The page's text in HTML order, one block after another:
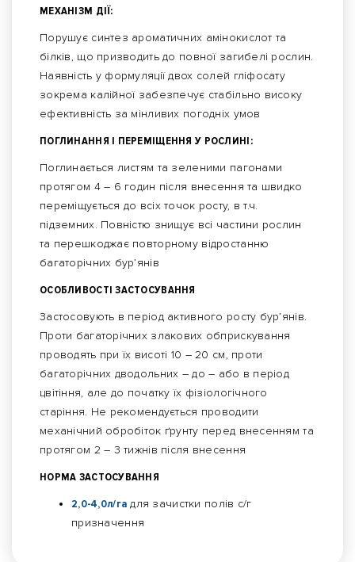
МЕХАНІЗМ ДІЇ:
Порушує синтез ароматичних амінокислот та
білків, що призводить до повної загибелі рослин.
Наявність у формуляції двох солей гліфосату
зокрема калійної забезпечує стабільно високу
ефективність за мінливих погодніх умов
ПОГЛИНАННЯ І ПЕРЕМІЩЕННЯ У РОСЛИНІ:
Поглинається листям та зеленими пагонами
протягом 4 – 6 годин після внесення та швидко
переміщується до всіх точок росту, в т.ч.
підземних. Повністю знищує всі частини рослин
та перешкоджає повторному відростанню
багаторічних бур’янів
ОСОБЛИВОСТІ ЗАСТОСУВАННЯ
Застосовують в період активного росту бур’янів.
Проти багаторічних злакових обприскування
проводять при їх висоті 10 – 20 см, проти
багаторічних дводольних – до – або в період
цвітіння, але до початку їх фізіологічного
старіння. Не рекомендується проводити
механічний обробіток ґрунту перед внесенням та
протягом 2 – 3 тижнів після внесення
НОРМА ЗАСТОСУВАННЯ
2,0-4,0л/га для зачистки полів с/г
призначення